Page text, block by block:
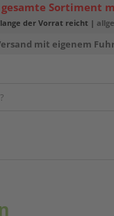
Sortiment
der Vorrat reicht |
mit eigenem